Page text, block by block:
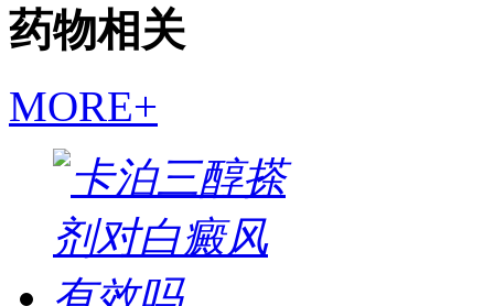
药物相关
MORE+